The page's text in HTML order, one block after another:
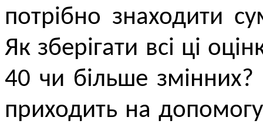
потрібно знаходити
Як зберігати всі ці
40 чи більше
приходить на